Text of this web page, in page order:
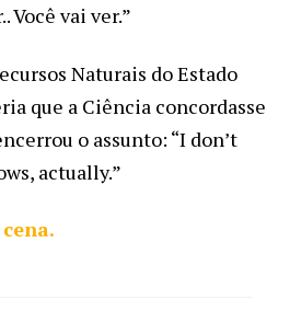
Você vai ver.”
Naturais do Estado
que a Ciência concordasse
o assunto: “I don’t
actually.”